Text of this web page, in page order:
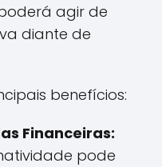
agir de
diante de
benefícios:
Financeiras:
pode